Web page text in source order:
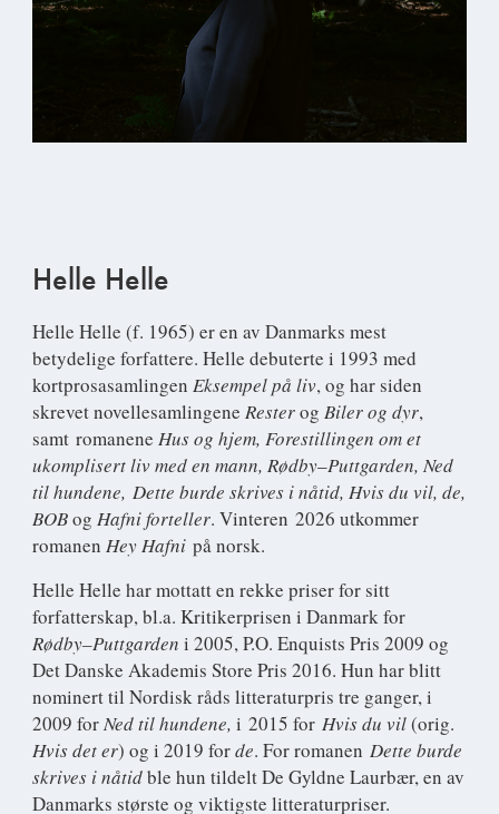
Helle Helle
Helle Helle (f. 1965) er en av Danmarks mest
betydelige forfattere. Helle debuterte i 1993 med
kortprosasamlingen Eksempel på liv, og har siden
skrevet novellesamlingene Resterog Biler og dyr,
samt romanene Hus og hjem, Forestillingen om et
ukomplisert liv med en mann, Rødby–Puttgarden, Ned
til hundene, Dette burde skrives i nåtid, Hvis du vil, de,
BOBog Hafni forteller. Vinteren 2026 utkommer
romanen Hey Hafni på norsk.
Helle Helle har mottatt en rekke priser for sitt
forfatterskap, bl.a. Kritikerprisen i Danmark for
Rødby–Puttgarden i 2005, P.O. Enquists Pris 2009 og
Det Danske Akademis Store Pris 2016. Hun har blitt
nominert til Nordisk råds litteraturpris tre ganger, i
2009 forNed til hundene, i 2015 for Hvis du vil(orig.
Hvis det er) og i 2019 forde. For romanen Dette burde
skrives i nåtidble hun tildelt De Gyldne Laurbær, en av
Danmarks største og viktigste litteraturpriser.